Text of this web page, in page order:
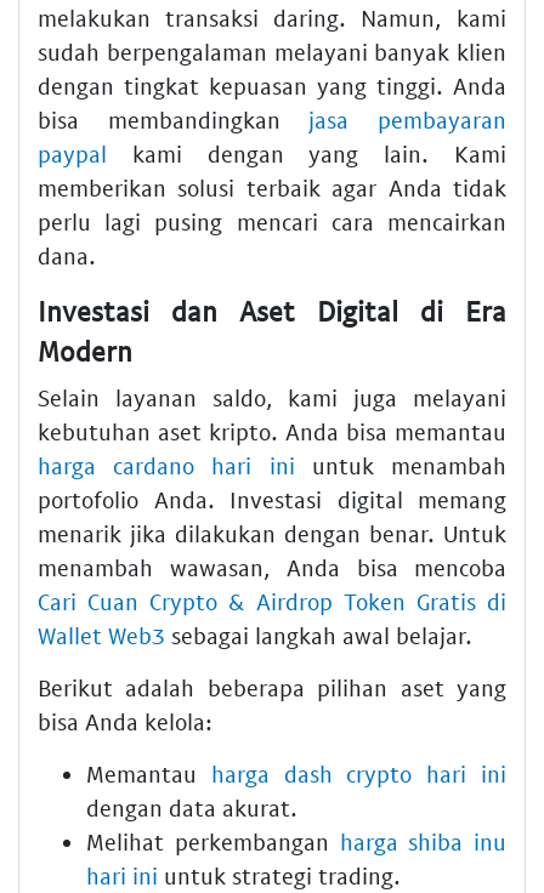
melakukan transaksi daring. Namun, kami
sudah berpengalaman melayani banyak klien
dengan tingkat kepuasan yang tinggi. Anda
bisa membandingkan jasa pembayaran
paypal kami dengan yang lain. Kami
memberikan solusi terbaik agar Anda tidak
perlu lagi pusing mencari cara mencairkan
dana.
Investasi dan Aset Digital di Era
Modern
Selain layanan saldo, kami juga melayani
kebutuhan aset kripto. Anda bisa memantau
harga cardano hari ini untuk menambah
portofolio Anda. Investasi digital memang
menarik jika dilakukan dengan benar. Untuk
menambah wawasan, Anda bisa mencoba
Cari Cuan Crypto & Airdrop Token Gratis di
Wallet Web3 sebagai langkah awal belajar.
Berikut adalah beberapa pilihan aset yang
bisa Anda kelola:
Memantau harga dash crypto hari ini
dengan data akurat.
Melihat perkembangan harga shiba inu
hari ini untuk strategi trading.